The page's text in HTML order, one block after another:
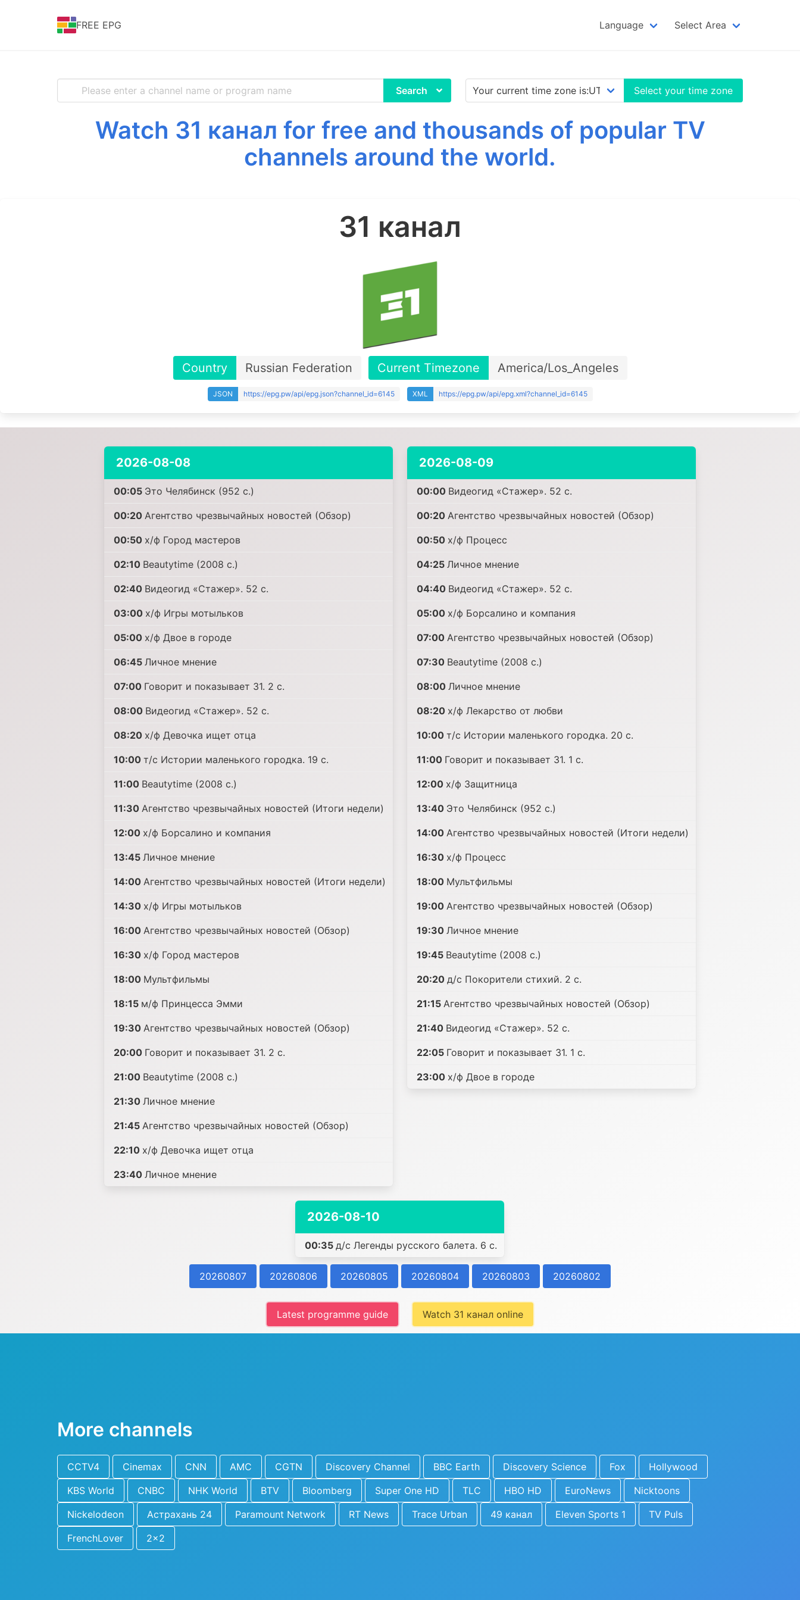
FREE EPG Language Select Area
Search Select your time zone
Watch 31 канал for free and thousands of popular TV
channels around the world.
31 канал
Country Russian Federation Current Timezone America/Los_Angeles
JSON https://epg.pw/api/epg.json?channel_id=6145 XML https://epg.pw/api/epg.xml?channel_id=6145
2026-08-08
00:05 Это Челябинск (952 с.)
00:20 Агентство чрезвычайных новостей (Обзор)
00:50 х/ф Город мастеров
02:10 Beautytime (2008 с.)
02:40 Видеогид «Стажер». 52 с.
03:00 х/ф Игры мотыльков
05:00 х/ф Двое в городе
06:45 Личное мнение
07:00 Говорит и показывает 31. 2 с.
08:00 Видеогид «Стажер». 52 с.
08:20 х/ф Девочка ищет отца
10:00 т/с Истории маленького городка. 19 с.
11:00 Beautytime (2008 с.)
11:30 Агентство чрезвычайных новостей (Итоги недели)
12:00 х/ф Борсалино и компания
13:45 Личное мнение
14:00 Агентство чрезвычайных новостей (Итоги недели)
14:30 х/ф Игры мотыльков
16:00 Агентство чрезвычайных новостей (Обзор)
16:30 х/ф Город мастеров
18:00 Mультфильмы
18:15 м/ф Принцесса Эмми
19:30 Агентство чрезвычайных новостей (Обзор)
20:00 Говорит и показывает 31. 2 с.
21:00 Beautytime (2008 с.)
21:30 Личное мнение
21:45 Агентство чрезвычайных новостей (Обзор)
22:10 х/ф Девочка ищет отца
23:40 Личное мнение
2026-08-09
00:00 Видеогид «Стажер». 52 с.
00:20 Агентство чрезвычайных новостей (Обзор)
00:50 х/ф Процесс
04:25 Личное мнение
04:40 Видеогид «Стажер». 52 с.
05:00 х/ф Борсалино и компания
07:00 Агентство чрезвычайных новостей (Обзор)
07:30 Beautytime (2008 с.)
08:00 Личное мнение
08:20 х/ф Лекарство от любви
10:00 т/с Истории маленького городка. 20 с.
11:00 Говорит и показывает 31. 1 с.
12:00 х/ф Защитница
13:40 Это Челябинск (952 с.)
14:00 Агентство чрезвычайных новостей (Итоги недели)
16:30 х/ф Процесс
18:00 Mультфильмы
19:00 Агентство чрезвычайных новостей (Обзор)
19:30 Личное мнение
19:45 Beautytime (2008 с.)
20:20 д/с Покорители стихий. 2 с.
21:15 Агентство чрезвычайных новостей (Обзор)
21:40 Видеогид «Стажер». 52 с.
22:05 Говорит и показывает 31. 1 с.
23:00 х/ф Двое в городе
2026-08-10
00:35 д/с Легенды русского балета. 6 с.
20260807 20260806 20260805 20260804 20260803 20260802
Latest programme guide Watch 31 канал online
More channels
CCTV4 Cinemax CNN AMC CGTN Discovery Channel BBC Earth Discovery Science Fox
Hollywood
KBS World
CNBC NHK World BTV Bloomberg Super One HD TLC HBO HD EuroNews
Nicktoons
Nickelodeon
Астрахань 24 Paramount Network RT News Trace Urban 49 канал Eleven Sports 1
TV Puls
FrenchLover
2x2